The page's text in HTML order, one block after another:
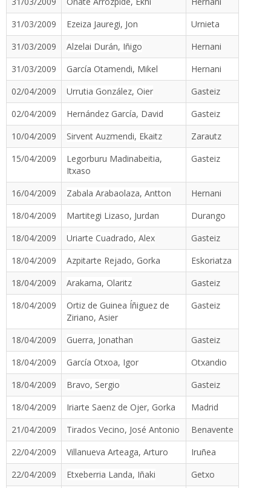
31/03/2009
Ezeiza Jauregi, Jon
Urnieta
31/03/2009
Alzelai Durán, Iñigo
Hernani
31/03/2009
García Otamendi, Mikel
Hernani
02/04/2009
Urrutia González, Oier
Gasteiz
02/04/2009
Hernández García, David
Gasteiz
10/04/2009
Sirvent Auzmendi, Ekaitz
Zarautz
15/04/2009
Legorburu Madinabeitia,
Itxaso
Gasteiz
16/04/2009 Zabala Arabaolaza, Antton
Hernani
18/04/2009
Martitegi Lizaso, Jurdan
Durango
18/04/2009
Uriarte Cuadrado, Alex
Gasteiz
18/04/2009
Azpitarte Rejado, Gorka
Eskoriatza
18/04/2009
Arakama, Olaritz
Gasteiz
18/04/2009
Ortiz de Guinea Íñiguez de
Ziriano, Asier
Gasteiz
18/04/2009 Guerra, Jonathan
Gasteiz
18/04/2009
García Otxoa, Igor
Otxandio
18/04/2009
Bravo, Sergio
Gasteiz
18/04/2009
Iriarte Saenz de Ojer, Gorka
Madrid
21/04/2009
Tirados Vecino, José Antonio
Benavente
22/04/2009
Villanueva Arteaga, Arturo
Iruñea
22/04/2009
Etxeberria Landa, Iñaki
Getxo